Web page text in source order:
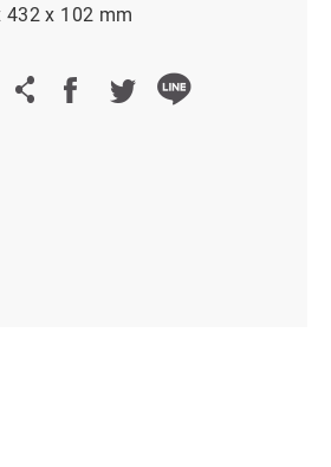
432 x 102 mm